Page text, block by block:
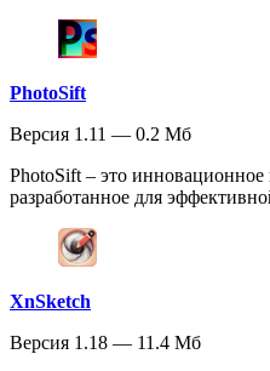
PhotoSift
Версия 1.11 — 0.2 Мб
PhotoSift – это
разработанное для
XnSketch
Версия 1.18 — 11.4 Мб